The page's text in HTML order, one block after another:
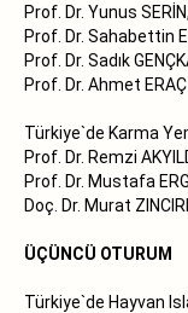
Prof. Dr. Yunus SERİN,
Prof. Dr. Sahabettin
Prof. Dr. Sadık
Prof. Dr. Ahmet
Türkiye`de Karma
Prof. Dr. Remzi
Prof. Dr. Mustafa
Doç. Dr. Murat
ÜÇÜNCÜ OTURUM
Türkiye`de Hayvan